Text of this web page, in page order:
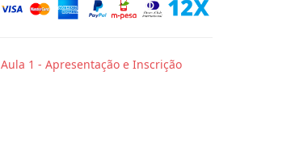
Aula 1 - Apresentação e Inscrição